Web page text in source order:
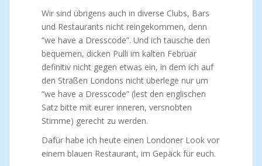
Wir sind übrigens auch in diverse Clubs, Bars
und Restaurants nicht reingekommen, denn
“we have a Dresscode”. Und ich tausche den
bequemen, dicken Pulli im kalten Februar
definitiv nicht gegen etwas ein, in dem ich auf
den Straßen Londons nicht überlege nur um
“we have a Dresscode” (lest den englischen
Satz bitte mit eurer inneren, versnobten
Stimme) gerecht zu werden.
Dafür habe ich heute einen Londoner Look vor
einem blauen Restaurant, im Gepäck für euch.